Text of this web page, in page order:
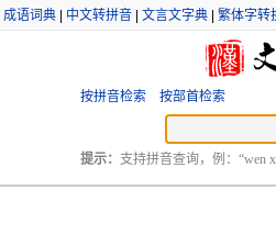
成语词典 中文转拼音 文言文字典 繁体字转
按拼音检索 按部首检索
提示： 支持拼音查询，例：“wen